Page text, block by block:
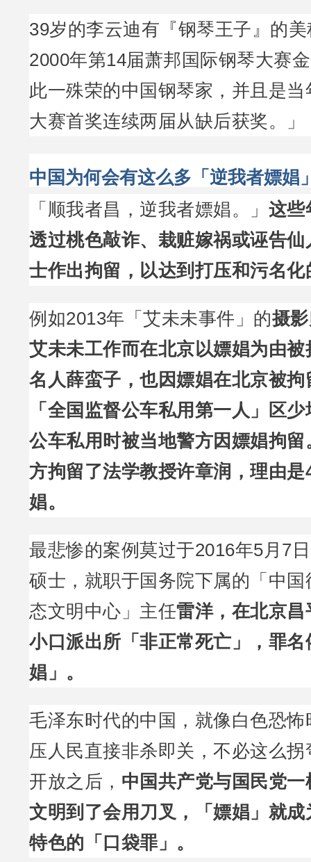
39岁的李云迪有『钢琴王子』的
2000年第14届萧邦国际钢琴大赛
此一殊荣的中国钢琴家，并且是
大赛首奖连续两届从缺后获奖。」
中国为何会有这么多「逆我者嫖娼
「顺我者昌，逆我者嫖娼。」 这些
透过桃色敲诈、栽赃嫁祸或诬告
士作出拘留，以达到打压和污名化
例如2013年「艾未未事件」的摄
艾未未工作而在北京以嫖娼为由
名人薛蛮子，也因嫖娼在北京被
「全国监督公车私用第一人」区
公车私用时被当地警方因嫖娼拘
方拘留了法学教授许章润，理由
娼。
最悲惨的案例莫过于2016年5月7
硕士，就职于国务院下属的「中
态文明中心」主任雷洋，在北京
小口派出所「非正常死亡」，罪名
娼」。
毛泽东时代的中国，就像白色恐
压人民直接非杀即关，不必这么
开放之后， 中国共产党与国民党
文明到了会用刀叉，「嫖娼」就
特色的「口袋罪」。